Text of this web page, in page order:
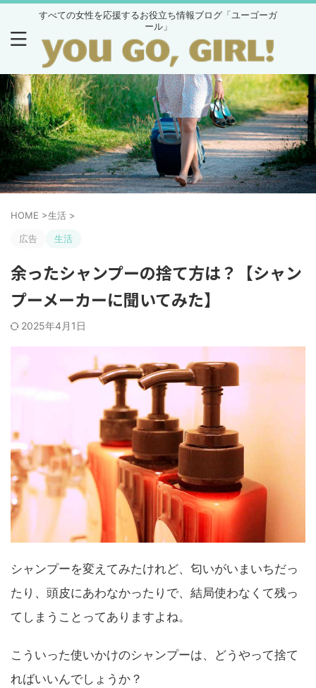
すべての女性を応援するお役立ち情報ブログ「ユーゴーガ
ール」
HOME >生活 >
広告 生活
余ったシャンプーの捨て方は？【シャン
プーメーカーに聞いてみた】
2025年4月1日
シャンプーを変えてみたけれど、匂いがいまいちだっ
たり、頭皮にあわなかったりで、結局使わなくて残っ
てしまうことってありますよね。
こういった使いかけのシャンプーは、どうやって捨て
ればいいんでしょうか？